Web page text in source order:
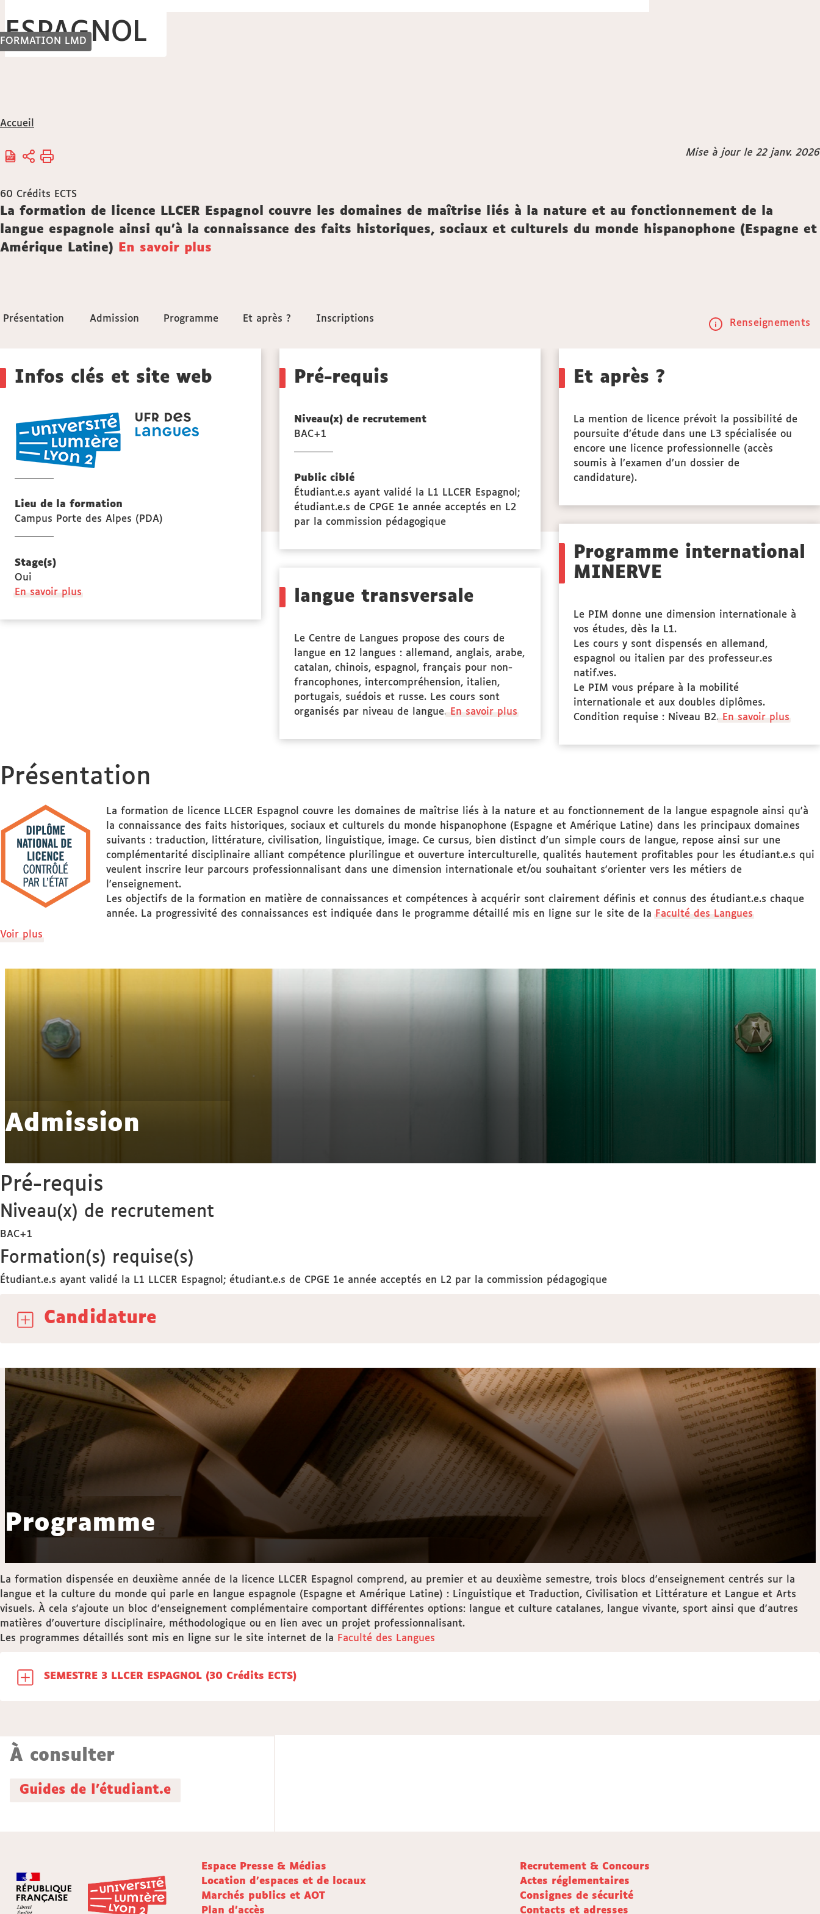
FORMATION LMD
ESPAGNOL
Vous
ici :
Accueil
Mise à jour le 22 janv. 2026
60 Crédits ECTS
Description
La formation de licence LLCER Espagnol couvre les domaines de maîtrise liés à la nature et au fonctionnement de la
langue espagnole ainsi qu'à la connaissance des faits historiques, sociaux et culturels du monde hispanophone (Espagne et
Amérique Latine)
En savoir plus
Accéder
sections
la
fiche
Présentation
Présentation Admission
Admission Programme
Programme Et après ?
Et après ? Inscriptions
Inscriptions Renseignements
Détails
Infos clés et site web
LANGUES
Lieu de la formation
Campus Porte des Alpes (PDA)
Stage(s)
Oui
En savoir plus
des
Pré-requis
Niveau(x) de recrutement
BAC+1
Public ciblé
Étudiant.e.s ayant validé la L1 LLCER Espagnol;
étudiant.e.s de CPGE 1e année acceptés en L2
par la commission pédagogique
langue transversale
Le Centre de Langues propose des cours de
langue en 12 langues : allemand, anglais, arabe,
catalan, chinois, espagnol, français pour non-
francophones, intercompréhension, italien,
portugais, suédois et russe. Les cours sont
organisés par niveau de langue.
En savoir plus
Et après ?
La mention de licence prévoit la possibilité de
poursuite d’étude dans une L3 spécialisée ou
encore une licence professionnelle (accès
soumis à l’examen d’un dossier de
candidature).
Programme international
MINERVE
Le PIM donne une dimension internationale à
vos études, dès la L1.
Les cours y sont dispensés en allemand,
espagnol ou italien par des professeur.es
natif.ves.
Le PIM vous prépare à la mobilité
internationale et aux doubles diplômes.
Condition requise : Niveau B2.
En savoir plus
Présentation
La formation de licence LLCER Espagnol couvre les domaines de maîtrise liés à la nature et au fonctionnement de la langue espagnole ainsi qu'à
la connaissance des faits historiques, sociaux et culturels du monde hispanophone (Espagne et Amérique Latine) dans les principaux domaines
suivants : traduction, littérature, civilisation, linguistique, image. Ce cursus, bien distinct d'un simple cours de langue, repose ainsi sur une
complémentarité disciplinaire alliant compétence plurilingue et ouverture interculturelle, qualités hautement profitables pour les étudiant.e.s qui
veulent inscrire leur parcours professionnalisant dans une dimension internationale et/ou souhaitant s'orienter vers les métiers de
l'enseignement.
Les objectifs de la formation en matière de connaissances et compétences à acquérir sont clairement définis et connus des étudiant.e.s chaque
année. La progressivité des connaissances est indiquée dans le programme détaillé mis en ligne sur le site de la Faculté des Langues
Voir plus
Admission
Pré-requis
Niveau(x) de recrutement
BAC+1
Formation(s) requise(s)
Étudiant.e.s ayant validé la L1 LLCER Espagnol; étudiant.e.s de CPGE 1e année acceptés en L2 par la commission pédagogique
Candidature
Programme
La formation dispensée en deuxième année de la licence LLCER Espagnol comprend, au premier et au deuxième semestre, trois blocs d'enseignement centrés sur la
langue et la culture du monde qui parle en langue espagnole (Espagne et Amérique Latine) : Linguistique et Traduction, Civilisation et Littérature et Langue et Arts
visuels. À cela s'ajoute un bloc d'enseignement complémentaire comportant différentes options: langue et culture catalanes, langue vivante, sport ainsi que d'autres
matières d'ouverture disciplinaire, méthodologique ou en lien avec un projet professionnalisant.
Les programmes détaillés sont mis en ligne sur le site internet de la Faculté des Langues
SEMESTRE 3 LLCER ESPAGNOL (30 Crédits ECTS)
À consulter
Guides de l'étudiant.e
Espace Presse & Médias
Recrutement & Concours
Location d'espaces et de locaux
Actes réglementaires
Marchés publics et AOT
Consignes de sécurité
Plan d'accès
Contacts et adresses